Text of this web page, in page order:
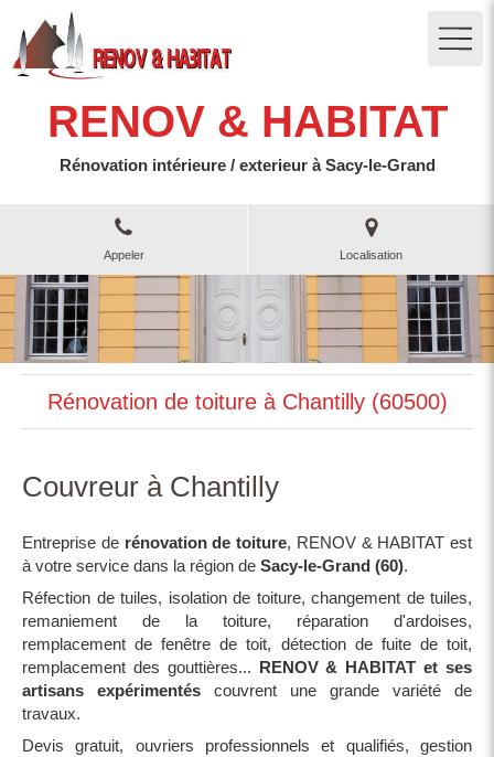
RENOV & HABITAT
Rénovation intérieure / exterieur à Sacy-le-Grand
Appeler Localisation
Rénovation de toiture à Chantilly (60500)
Couvreur à Chantilly
Entreprise de rénovation de toiture, RENOV & HABITAT est
à votre service dans la région de Sacy-le-Grand (60).
Réfection de tuiles, isolation de toiture, changement de tuiles,
remaniement de la toiture, réparation d'ardoises,
remplacement de fenêtre de toit, détection de fuite de toit,
remplacement des gouttières... RENOV & HABITAT et ses
artisans expérimentés couvrent une grande variété de
travaux.
Devis gratuit, ouvriers professionnels et qualifiés, gestion